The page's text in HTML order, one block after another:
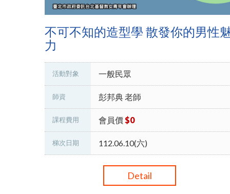
不可不知的造型學 散發你的男性
力
活動對象 一般民眾
師資 彭邦典 老師
課程費用 會員價$0
梯次日期 112.06.10(六)
Detail